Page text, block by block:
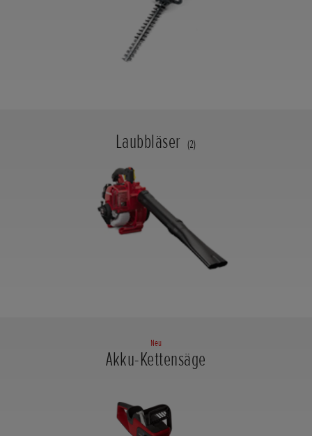
Laubbläser (2)
Neu
Akku-Kettensäge